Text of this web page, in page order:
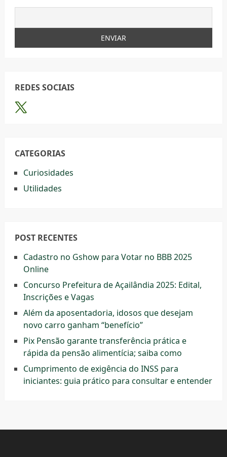
REDES SOCIAIS
CATEGORIAS
Curiosidades
Utilidades
POST RECENTES
Cadastro no Gshow para Votar no BBB 2025
Online
Concurso Prefeitura de Açailândia 2025: Edital,
Inscrições e Vagas
Além da aposentadoria, idosos que desejam
novo carro ganham “benefício”
Pix Pensão garante transferência prática e
rápida da pensão alimentícia; saiba como
Cumprimento de exigência do INSS para
iniciantes: guia prático para consultar e entender